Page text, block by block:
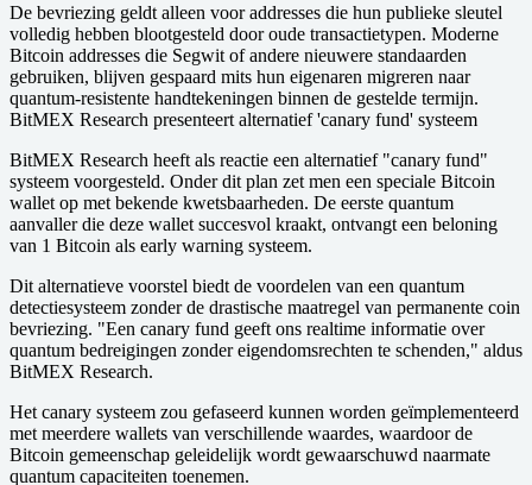
De bevriezing geldt alleen voor addresses die hun publieke sleutel
volledig hebben blootgesteld door oude transactietypen. Moderne
Bitcoin addresses die Segwit of andere nieuwere standaarden
gebruiken, blijven gespaard mits hun eigenaren migreren naar
quantum-resistente handtekeningen binnen de gestelde termijn.
BitMEX Research presenteert alternatief 'canary fund' systeem
BitMEX Research heeft als reactie een alternatief "canary fund"
systeem voorgesteld. Onder dit plan zet men een speciale Bitcoin
wallet op met bekende kwetsbaarheden. De eerste quantum
aanvaller die deze wallet succesvol kraakt, ontvangt een beloning
van 1 Bitcoin als early warning systeem.
Dit alternatieve voorstel biedt de voordelen van een quantum
detectiesysteem zonder de drastische maatregel van permanente coin
bevriezing. "Een canary fund geeft ons realtime informatie over
quantum bedreigingen zonder eigendomsrechten te schenden," aldus
BitMEX Research.
Het canary systeem zou gefaseerd kunnen worden geïmplementeerd
met meerdere wallets van verschillende waardes, waardoor de
Bitcoin gemeenschap geleidelijk wordt gewaarschuwd naarmate
quantum capaciteiten toenemen.